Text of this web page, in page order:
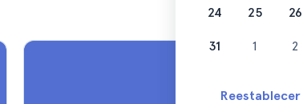
24 25 26
31 1 2
Reestablecer